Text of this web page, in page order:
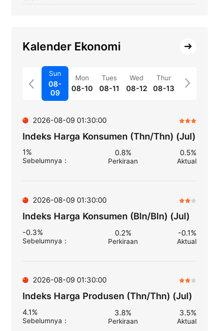
Kalender Ekonomi
Sun
08-
09
Mon
08-10
Tues
08-11
Wed
08-12
Thur
08-13
2026-08-09 01:30:00
Indeks Harga Konsumen (Thn/Thn) (Jul)
1%
Sebelumnya ：
0.8%
Perkiraan
0.5%
Aktual
2026-08-09 01:30:00
Indeks Harga Konsumen (Bln/Bln) (Jul)
-0.3%
Sebelumnya ：
0.2%
Perkiraan
-0.1%
Aktual
2026-08-09 01:30:00
Indeks Harga Produsen (Thn/Thn) (Jul)
4.1%
Sebelumnya ：
3.8%
Perkiraan
3.5%
Aktual